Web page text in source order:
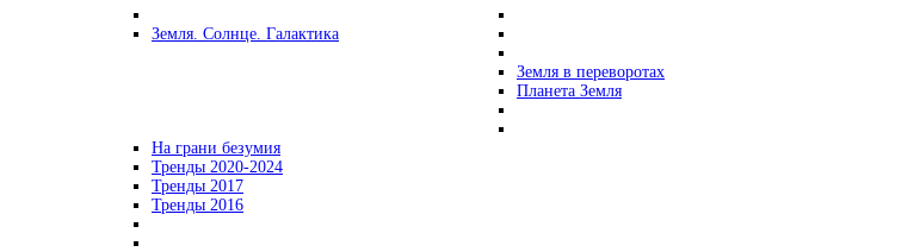
Земля. Солнце. Галактика
Земля в переворотах
Планета Земля
На грани безумия
Тренды 2020-2024
Тренды 2017
Тренды 2016